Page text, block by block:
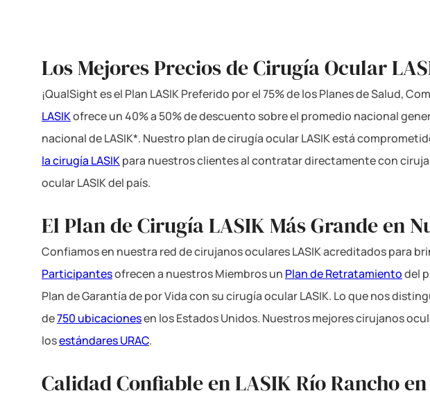
Los Mejores Precios de Cirugía Ocular
¡QualSight es el Plan LASIK Preferido por el 75% de los Planes de Salud,
LASIKofrece un 40% a 50% de descuento sobre el promedio nacional
nacional de LASIK*. Nuestro plan de cirugía ocular LASIK está
la cirugía LASIKpara nuestros clientes al contratar directamente con
ocular LASIK del país.
El Plan de Cirugía LASIK Más Grande en
Confiamos en nuestra red de cirujanos oculares LASIK acreditados para
Participantesofrecen a nuestros Miembros un Plan de Retratamientodel
Plan de Garantía de por Vida con su cirugía ocular LASIK. Lo que nos
de750 ubicacionesen los Estados Unidos. Nuestros mejores cirujanos
losestándares URAC.
Calidad Confiable en LASIK Río Rancho